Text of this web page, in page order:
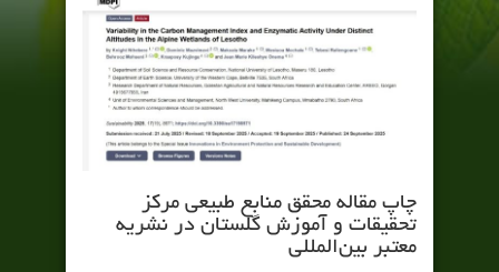
چاپ مقاله محقق منابع طبیعی مرکز
تحقیقات و آموزش گلستان در نشریه
معتبر بین‌المللی